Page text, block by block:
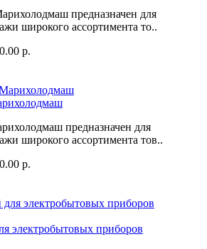
предназначен для
широкого ассортимента то..
р.
предназначен для
широкого ассортимента тов..
р.
электробытовых приборов